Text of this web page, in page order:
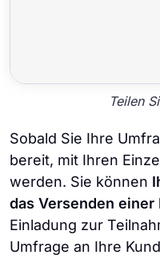
Teilen
Sobald Sie Ihre
bereit, mit Ihren
werden. Sie können
das Versenden
Einladung zur
Umfrage an Ihre